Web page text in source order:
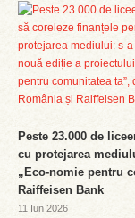
Peste 23.000 de
cu protejarea
„Eco-nomie pentru
Raiffeisen Bank
11 Iun 2026